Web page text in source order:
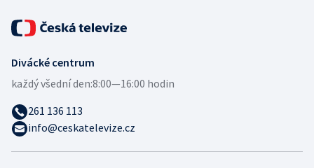
Divácké centrum
každý všední den:8:00—16:00 hodin
261 136 113
info@ceskatelevize.cz